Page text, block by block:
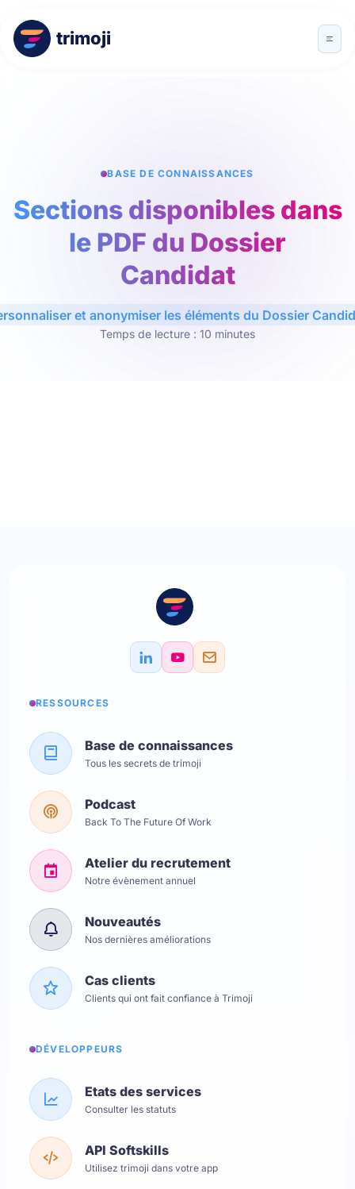
trimoji
BASE DE CONNAISSANCES
Sections disponibles dans
le PDF du Dossier
Candidat
et anonymiser les éléments du Dossier
Temps de lecture : 10 minutes
RESSOURCES
Base de connaissances
Tous les secrets de trimoji
Podcast
Back To The Future Of Work
Atelier du recrutement
Notre évènement annuel
Nouveautés
Nos dernières améliorations
Cas clients
Clients qui ont fait confiance à Trimoji
DÉVELOPPEURS
Etats des services
Consulter les statuts
API Softskills
Utilisez trimoji dans votre app